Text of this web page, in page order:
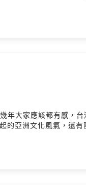
的亞洲文化風氣，還有